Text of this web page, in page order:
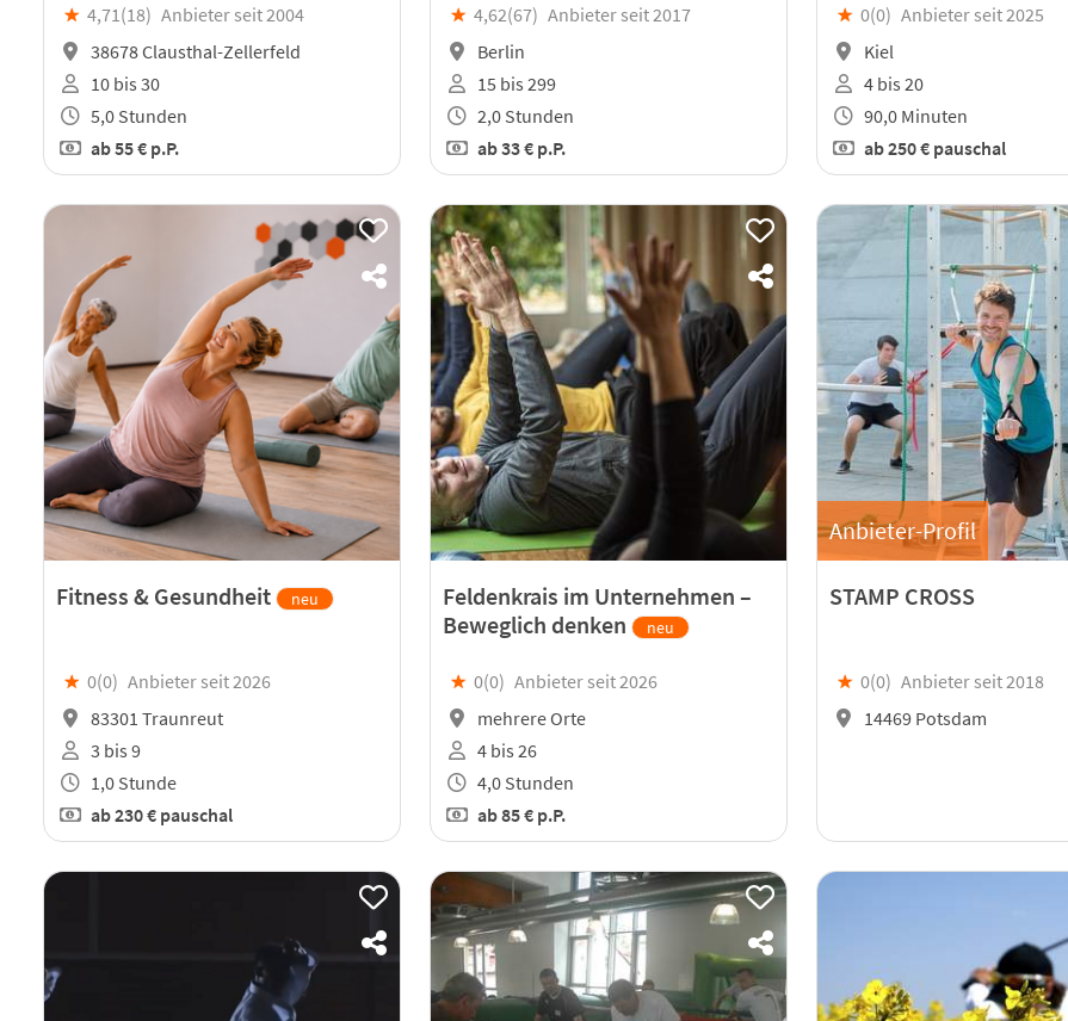
★ 4,71(18) Anbieter seit 2004
38678 Clausthal-Zellerfeld
10 bis 30
5,0 Stunden
ab55 € p.P.
★ 4,62(67) Anbieter seit 2017
Berlin
15 bis 299
2,0 Stunden
ab33 € p.P.
★ 0(0) Anbieter seit 2025
Kiel
4 bis 20
90,0 Minuten
ab250 € pauschal
Fitness & Gesundheit neu
★ 0(0) Anbieter seit 2026
83301 Traunreut
3 bis 9
1,0 Stunde
ab230 € pauschal
Feldenkrais im Unternehmen –
Beweglich denken
neu
★ 0(0) Anbieter seit 2026
mehrere Orte
4 bis 26
4,0 Stunden
ab85 € p.P.
Anbieter-Profil
STAMP CROSS
★ 0(0) Anbieter seit 2018
14469 Potsdam